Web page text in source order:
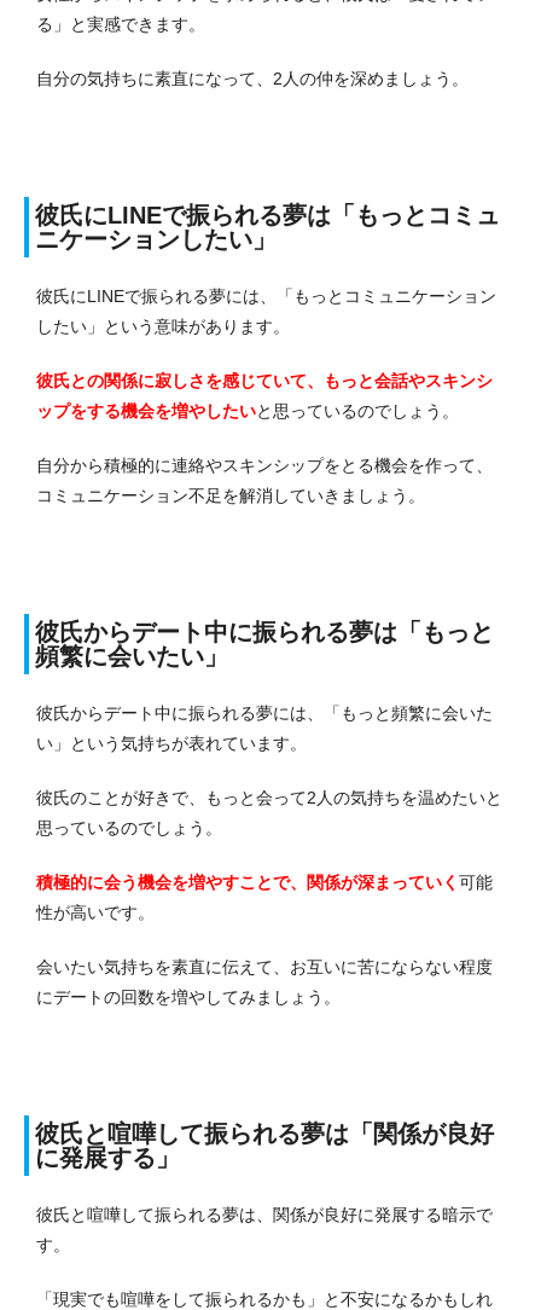
る」と実感できます。
自分の気持ちに素直になって、2人の仲を深めましょう。
彼氏にLINEで振られる夢は「もっとコミュ
ニケーションしたい」
彼氏にLINEで振られる夢には、「もっとコミュニケーション
したい」という意味があります。
彼氏との関係に寂しさを感じていて、もっと会話やスキンシ
ップをする機会を増やしたいと思っているのでしょう。
自分から積極的に連絡やスキンシップをとる機会を作って、
コミュニケーション不足を解消していきましょう。
彼氏からデート中に振られる夢は「もっと
頻繁に会いたい」
彼氏からデート中に振られる夢には、「もっと頻繁に会いた
い」という気持ちが表れています。
彼氏のことが好きで、もっと会って2人の気持ちを温めたいと
思っているのでしょう。
積極的に会う機会を増やすことで、関係が深まっていく 可能
性が高いです。
会いたい気持ちを素直に伝えて、お互いに苦にならない程度
にデートの回数を増やしてみましょう。
彼氏と喧嘩して振られる夢は「関係が良好
に発展する」
彼氏と喧嘩して振られる夢は、関係が良好に発展する暗示で
す。
「現実でも喧嘩をして振られるかも」と不安になるかもしれ